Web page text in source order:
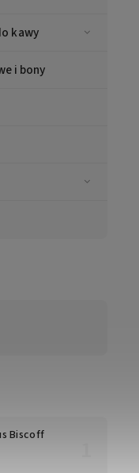
kawy
i bony
Biscoff